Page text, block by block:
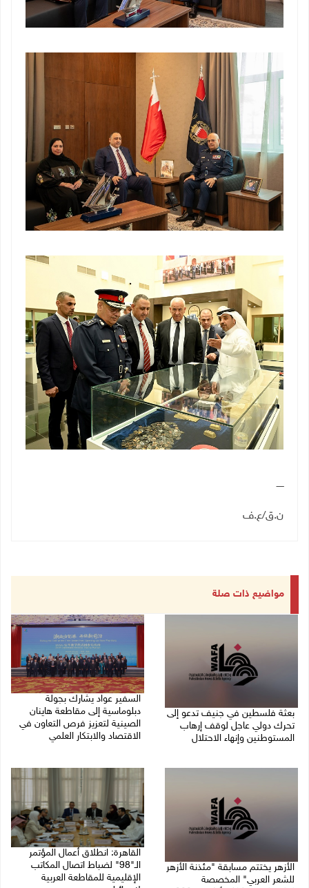
ـــــ
ن.ق/ع.ف
مواضيع ذات صلة
بعثة فلسطين في جنيف تدعو إلى
تحرك دولي عاجل لوقف إرهاب
المستوطنين وإنهاء الاحتلال
السفير عواد يشارك بجولة
دبلوماسية إلى مقاطعة هاينان
الصينية لتعزيز فرص التعاون في
الاقتصاد والابتكار العلمي
الأزهر يختتم مسابقة "مئذنة الأزهر
للشعر العربي" المخصصة
القاهرة: انطلاق أعمال المؤتمر
الـ"98" لضباط اتصال المكاتب
الإقليمية للمقاطعة العربية